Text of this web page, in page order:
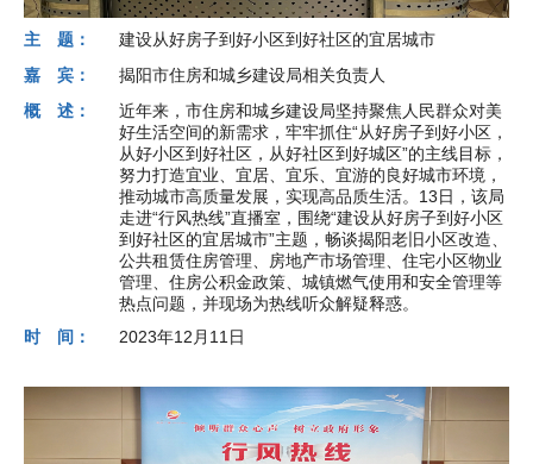
主 题：
建设从好房子到好小区到好社区的宜居城市
嘉 宾：
揭阳市住房和城乡建设局相关负责人
概 述：
近年来，市住房和城乡建设局坚持聚焦人民群众对美
好生活空间的新需求，牢牢抓住“从好房子到好小区，
从好小区到好社区，从好社区到好城区”的主线目标，
努力打造宜业、宜居、宜乐、宜游的良好城市环境，
推动城市高质量发展，实现高品质生活。13日，该局
走进“行风热线”直播室，围绕“建设从好房子到好小区
到好社区的宜居城市”主题，畅谈揭阳老旧小区改造、
公共租赁住房管理、房地产市场管理、住宅小区物业
管理、住房公积金政策、城镇燃气使用和安全管理等
热点问题，并现场为热线听众解疑释惑。
时 间：
2023年12月11日